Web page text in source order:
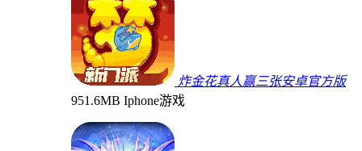
炸金花真人赢三张安卓官方版
951.6MB Iphone游戏